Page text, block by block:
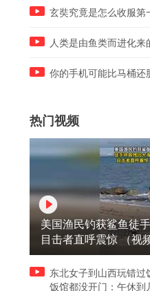
一首经典红歌外国人从好奇
玄奘究竟是怎么收服第
人类是由鱼类而进化来
你的手机可能比马桶还
热门视频
美国渔民钓获鲨鱼徒
目击者直呼震惊 （视
息）
东北女子到山西玩错过
饭馆都没开门：午休到